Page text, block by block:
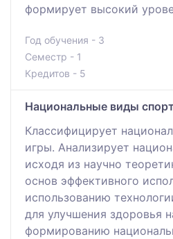
формирует высокий
Год обучения - 3
Семестр - 1
Кредитов - 5
Национальные виды
Классифицирует
игры. Анализирует
исходя из научно
основ эффективного
использованию
для улучшения здоровья
формированию